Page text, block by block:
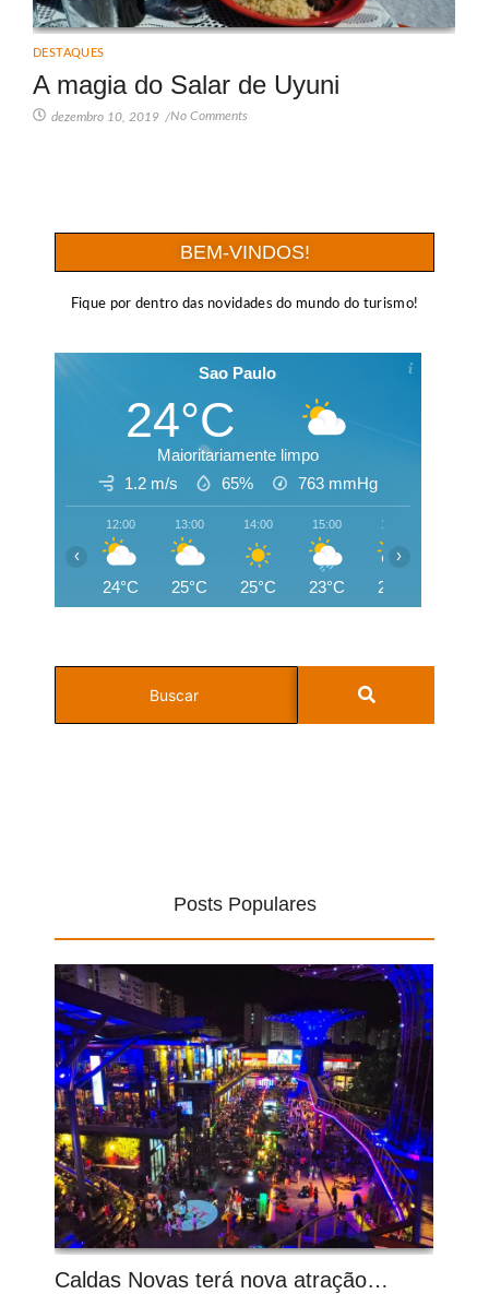
DESTAQUES
A magia do Salar de Uyuni
dezembro 10, 2019 /No Comments
BEM-VINDOS!
Fique por dentro das novidades do mundo do turismo!
Sao Paulo
24°C
Maioritariamente limpo
1.2 m/s
65% 763 mmHg
12:00
24°C
13:00
25°C
14:00
25°C
15:00
23°C
16:00
20°C
‹ ›
Posts Populares
Caldas Novas terá nova atração…